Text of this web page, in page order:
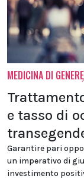
MEDICINA DI GENERE
e tasso di
Garantire pari
un imperativo di
investimento